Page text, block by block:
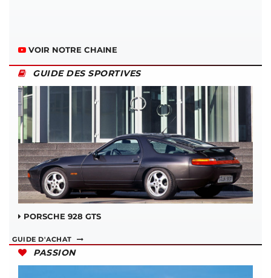
VOIR NOTRE CHAINE
GUIDE DES SPORTIVES
PORSCHE 928 GTS
GUIDE D'ACHAT
PASSION